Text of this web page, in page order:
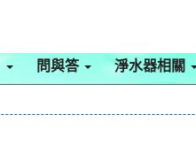
問與答 淨水器相關